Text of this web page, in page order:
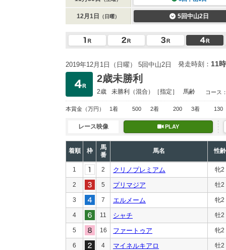
12月1日 （日曜） 5回中山2日
2019年12月1日（日曜） 5回中山2日 発走時刻： 11
2歳未勝利
2歳 未勝利 （混合）［指定］ 馬齢 コース
本賞金 （万円） 1着 500 2着 200 3着 130
レース映像 PLAY
着順 枠
馬
番
馬名 性齢
1 2 クリノプレミアム 牝2
2 5 プリマジア 牡2
3 7 エルメーム 牝2
4 11 シャチ 牡2
5 16 ファートゥア 牝2
6 4 マイネルキアロ 牡2